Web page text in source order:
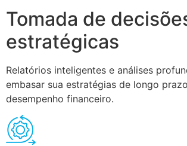
Tomada de
estratégicas
Relatórios inteligentes e análises
embasar sua estratégias de longo
desempenho financeiro.